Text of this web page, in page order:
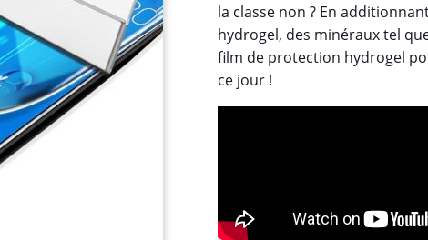
la classe non ? En
hydrogel, des minéraux tel
film de protection hydrogel
ce jour !